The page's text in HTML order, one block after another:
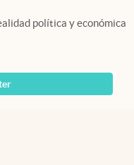
política y económica